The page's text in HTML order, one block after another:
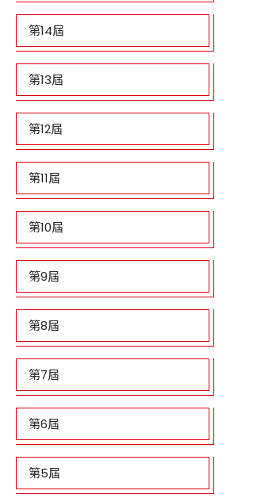
第14屆
第13屆
第12屆
第11屆
第10屆
第9屆
第8屆
第7屆
第6屆
第5屆